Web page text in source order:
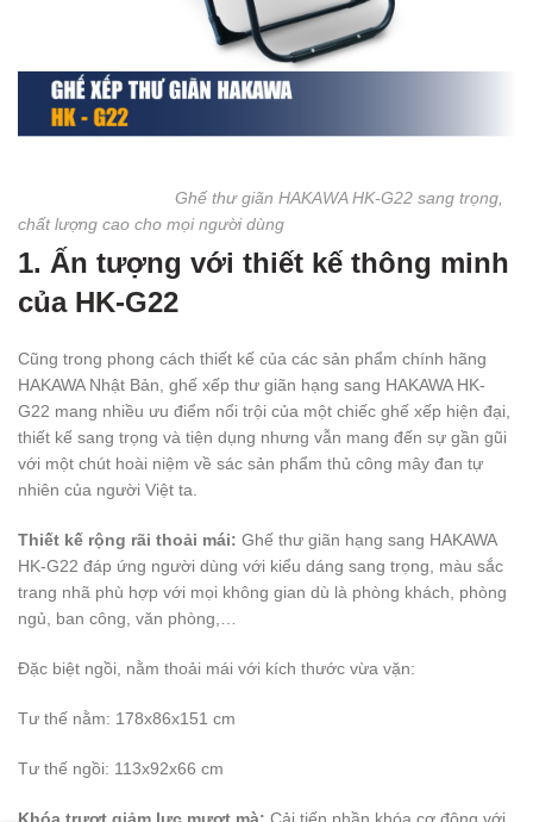
Ghế thư giãn HAKAWA HK-G22 sang trọng,
chất lượng cao cho mọi người dùng
1. Ấn tượng với thiết kế thông minh
của HK-G22
Cũng trong phong cách thiết kế của các sản phẩm chính hãng
HAKAWA Nhật Bản, ghế xếp thư giãn hạng sang HAKAWA HK-
G22 mang nhiều ưu điểm nổi trội của một chiếc ghế xếp hiện đại,
thiết kế sang trọng và tiện dụng nhưng vẫn mang đến sự gần gũi
với một chút hoài niệm về sác sản phẩm thủ công mây đan tự
nhiên của người Việt ta.
Thiết kế rộng rãi thoải mái: Ghế thư giãn hạng sang HAKAWA
HK-G22 đáp ứng người dùng với kiểu dáng sang trọng, màu sắc
trang nhã phù hợp với mọi không gian dù là phòng khách, phòng
ngủ, ban công, văn phòng,…
Đặc biệt ngồi, nằm thoải mái với kích thước vừa vặn:
Tư thế nằm: 178x86x151 cm
Tư thế ngồi: 113x92x66 cm